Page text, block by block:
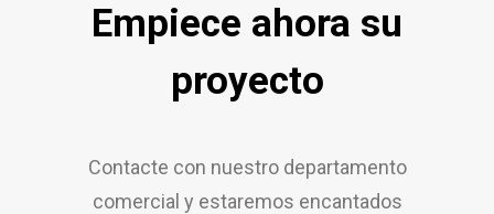
Empiece ahora su
proyecto
Contacte con nuestro departamento
comercial y estaremos encantados